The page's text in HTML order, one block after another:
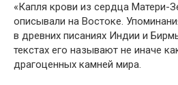
«Капля крови из сердца Матери-
описывали на Востоке.
в древних писаниях Индии и
текстах его называют не иначе
драгоценных камней мира.